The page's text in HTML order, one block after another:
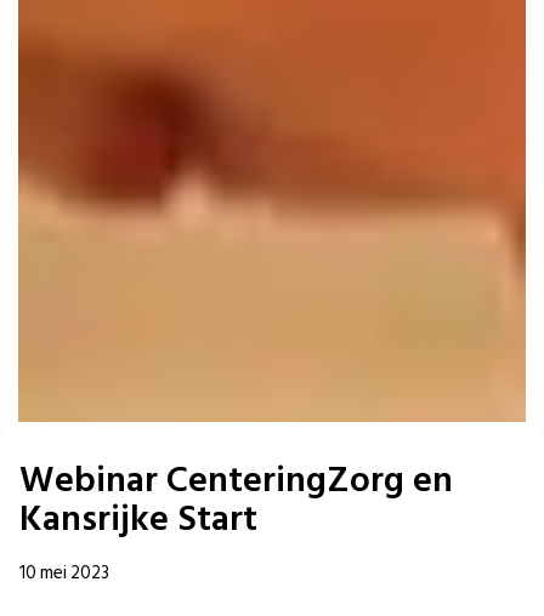
Webinar CenteringZorg en
Kansrijke Start
10 mei 2023